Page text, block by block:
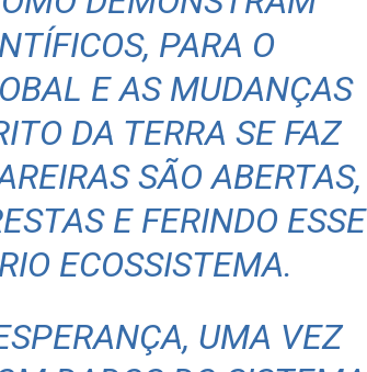
PARA O
E AS MUDANÇAS
DA TERRA SE FAZ
SÃO ABERTAS,
E FERINDO ESSE
ECOSSISTEMA.
UMA VEZ